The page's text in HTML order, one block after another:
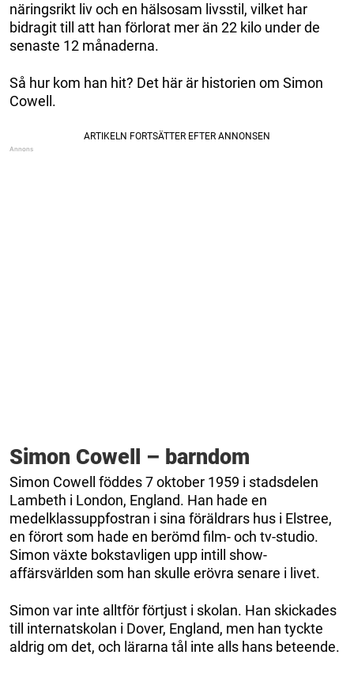
näringsrikt liv och en hälsosam livsstil, vilket har
bidragit till att han förlorat mer än 22 kilo under de
senaste 12 månaderna.
Så hur kom han hit? Det här är historien om Simon
Cowell.
Simon Cowell – barndom
Simon Cowell föddes 7 oktober 1959 i stadsdelen
Lambeth i London, England. Han hade en
medelklassuppfostran i sina föräldrars hus i Elstree,
en förort som hade en berömd film- och tv-studio.
Simon växte bokstavligen upp intill show-
affärsvärlden som han skulle erövra senare i livet.
Simon var inte alltför förtjust i skolan. Han skickades
till internatskolan i Dover, England, men han tyckte
aldrig om det, och lärarna tål inte alls hans beteende.